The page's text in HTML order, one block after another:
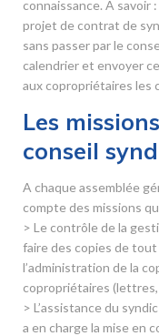
connaissance. A
projet de contrat de
sans passer par le
calendrier et envoyer
aux copropriétaires les
Les
conseil
A chaque assemblée
compte des missions
> Le contrôle de la
faire des copies de
l’administration de la
copropriétaires
> L’assistance du
a en charge la mise en